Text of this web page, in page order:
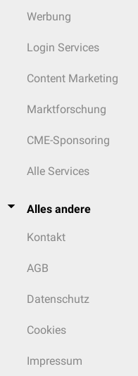
Werbung
Login Services
Content Marketing
Marktforschung
CME-Sponsoring
Alle Services
Alles andere
Kontakt
AGB
Datenschutz
Cookies
Impressum